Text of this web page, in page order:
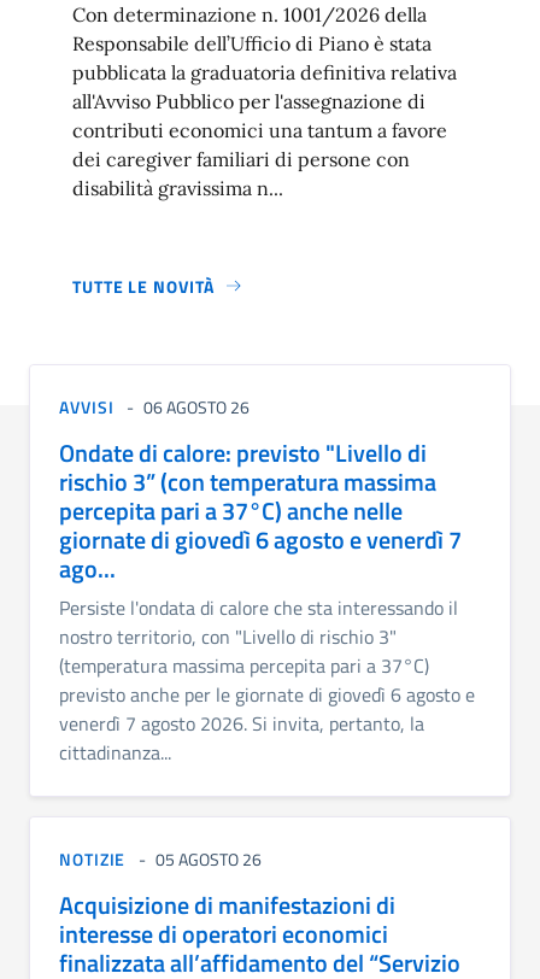
Con determinazione n. 1001/2026 della
Responsabile dell’Ufficio di Piano è stata
pubblicata la graduatoria definitiva relativa
all'Avviso Pubblico per l'assegnazione di
contributi economici una tantum a favore
dei caregiver familiari di persone con
disabilità gravissima n...
TUTTE LE NOVITÀ
AVVISI 06 AGOSTO 26
Ondate di calore: previsto "Livello di
rischio 3” (con temperatura massima
percepita pari a 37°C) anche nelle
giornate di giovedì 6 agosto e venerdì 7
ago...
Persiste l'ondata di calore che sta interessando il
nostro territorio, con "Livello di rischio 3"
(temperatura massima percepita pari a 37°C)
previsto anche per le giornate di giovedì 6 agosto e
venerdì 7 agosto 2026. Si invita, pertanto, la
cittadinanza...
NOTIZIE 05 AGOSTO 26
Acquisizione di manifestazioni di
interesse di operatori economici
finalizzata all’affidamento del “Servizio